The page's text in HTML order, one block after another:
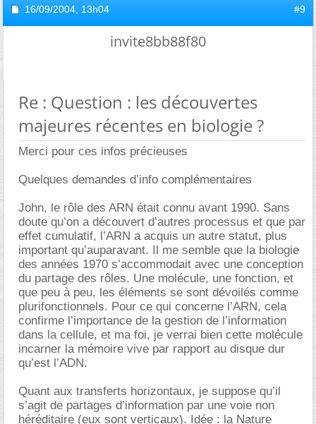
16/09/2004, 13h04 #9
invite8bb88f80
Re : Question : les découvertes
majeures récentes en biologie ?
Merci pour ces infos précieuses
Quelques demandes d’info complémentaires
John, le rôle des ARN était connu avant 1990. Sans
doute qu’on a découvert d’autres processus et que par
effet cumulatif, l’ARN a acquis un autre statut, plus
important qu’auparavant. Il me semble que la biologie
des années 1970 s’accommodait avec une conception
du partage des rôles. Une molécule, une fonction, et
que peu à peu, les éléments se sont dévoilés comme
plurifonctionnels. Pour ce qui concerne l’ARN, cela
confirme l’importance de la gestion de l’information
dans la cellule, et ma foi, je verrai bien cette molécule
incarner la mémoire vive par rapport au disque dur
qu’est l’ADN.
Quant aux transferts horizontaux, je suppose qu’il
s’agit de partages d’information par une voie non
héréditaire (eux sont verticaux). Idée : la Nature